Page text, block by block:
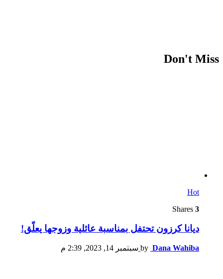
Don't Miss
Hot
3
ديانا كرزون تحتفل بمناسبة عائلية وزوجها يعلّق!
by Dana Wahiba سبتمبر 14, 2023, 2:39 م